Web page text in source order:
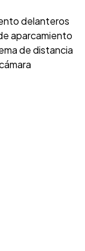
delanteros
aparcamiento
de distancia